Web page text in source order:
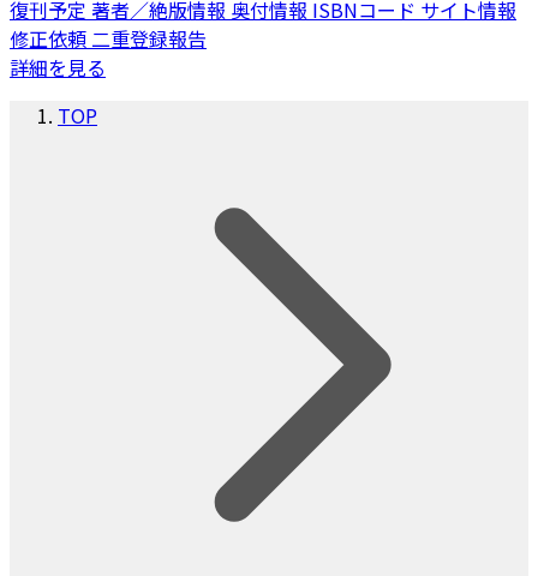
復刊予定 著者／絶版情報 奥付情報 ISBNコード サイト情報
修正依頼二重登録報告
詳細を見る
TOP